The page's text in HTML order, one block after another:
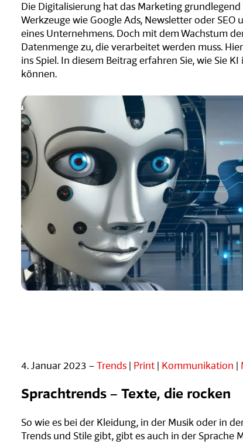
Die Digitalisierung hat das Marketing
Werkzeuge wie Google Ads, Newsletter oder
eines Unternehmens. Doch mit dem Wachstum
Datenmenge zu, die verarbeitet werden muss.
ins Spiel. In diesem Beitrag erfahren Sie, wie Sie
können.
4. Januar 2023 – Trends Print Kommunikation
Sprachtrends – Texte, die rocken
So wie es bei der Kleidung, in der Musik oder in
Trends und Stile gibt, gibt es auch in der Sprache